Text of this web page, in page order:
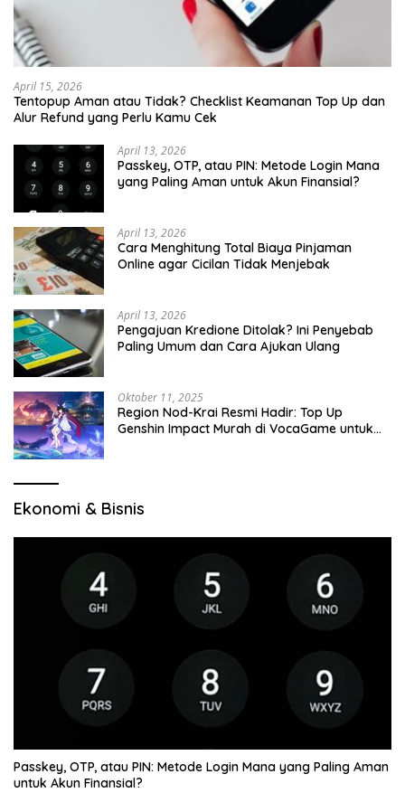
April 15, 2026
Tentopup Aman atau Tidak? Checklist Keamanan Top Up dan
Alur Refund yang Perlu Kamu Cek
April 13, 2026
Passkey, OTP, atau PIN: Metode Login Mana
yang Paling Aman untuk Akun Finansial?
April 13, 2026
Cara Menghitung Total Biaya Pinjaman
Online agar Cicilan Tidak Menjebak
April 13, 2026
Pengajuan Kredione Ditolak? Ini Penyebab
Paling Umum dan Cara Ajukan Ulang
Oktober 11, 2025
Region Nod-Krai Resmi Hadir: Top Up
Genshin Impact Murah di VocaGame untuk
Ekonomi & Bisnis
Passkey, OTP, atau PIN: Metode Login Mana yang Paling Aman
untuk Akun Finansial?